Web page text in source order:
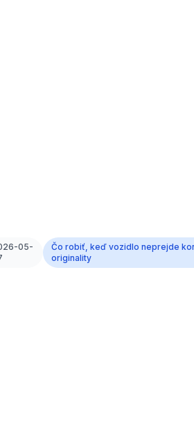
05-
Čo robiť, keď vozidlo neprejde
originality